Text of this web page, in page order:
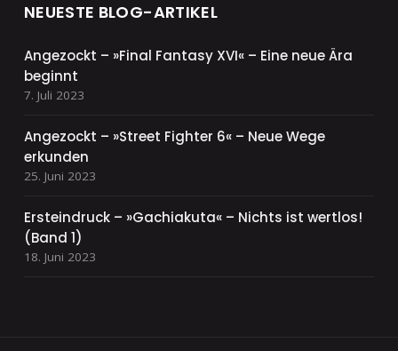
NEUESTE BLOG-ARTIKEL
Angezockt – »Final Fantasy XVI« – Eine neue Ära
beginnt
7. Juli 2023
Angezockt – »Street Fighter 6« – Neue Wege
erkunden
25. Juni 2023
Ersteindruck – »Gachiakuta« – Nichts ist wertlos!
(Band 1)
18. Juni 2023